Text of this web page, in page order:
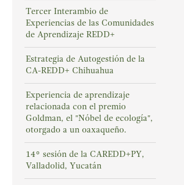
Tercer Interambio de
Experiencias de las Comunidades
de Aprendizaje REDD+
Estrategia de Autogestión de la
CA-REDD+ Chihuahua
Experiencia de aprendizaje
relacionada con el premio
Goldman, el "Nóbel de ecología",
otorgado a un oaxaqueño.
14° sesión de la CAREDD+PY,
Valladolid, Yucatán